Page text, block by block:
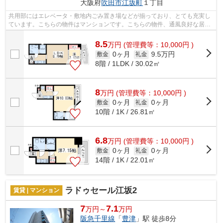
大阪府吹田市江坂町 １丁目
共用部にはエレベータ・敷地内ごみ置き場などが揃っており、とても充実し
ています。こちらの物件はマンションです。こちらの物件、通風良好な居住
環境でどなた様の健康にも良いおすす...
8.5万円 (管理費等：10,000円 )
敷金 0ヶ月 礼金 9.5万円
8階 / 1LDK / 30.02㎡
8万円 (管理費等：10,000円 )
敷金 0ヶ月 礼金 0ヶ月
10階 / 1K / 26.81㎡
6.8万円 (管理費等：10,000円 )
敷金 0ヶ月 礼金 0ヶ月
14階 / 1K / 22.01㎡
賃貸 | マンション ラドゥセール江坂2
7万円～7.1万円
阪急千里線 「豊津 」駅 徒歩8分